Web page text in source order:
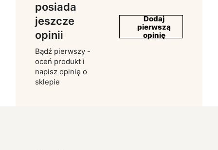
posiada
jeszcze
opinii
Bądź pierwszy -
oceń produkt i
napisz opinię o
sklepie
Dodaj
pierwszą
opinię